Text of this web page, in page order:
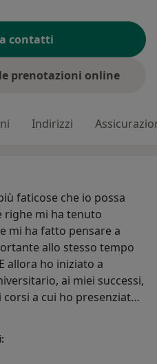
contatti
prenotazioni online
Indirizzi
faticose che io possa
righe mi ha tenuto
mi ha fatto pensare a
allo stesso tempo
allora ho iniziato a
ai miei successi,
a cui ho presenziato,
Ma poi tutti questi
una volta entrati sul